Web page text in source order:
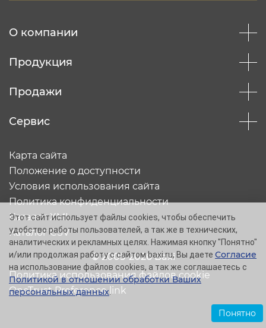
О компании
Продукция
Продажи
Сервис
© 2005-2026 Baxi
Карта сайта
Положение о доступности
Условия использования сайта
Политика конфиденциальности
Каталог XML
Каталог CSV
Политика использования файлов cookie
OneTrust Preference link
Этот сайт использует файлы cookies, чтобы обеспечить
удобство работы пользователей, а так же в технических,
аналитических и рекламных целях. Нажимая кнопку "Понятно"
и/или продолжая работу с сайтом baxi.ru, Вы даете Согласие
на использование файлов cookies, а так же соглашаетесь с
Политикой в отношении обработки Ваших
персональных данных.
Понятно